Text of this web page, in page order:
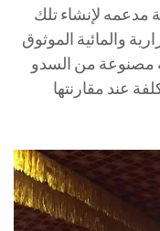
مدعمه لإنشاء تلك
والمائية الموثوق
مصنوعة من السدو
عند مقارنتها